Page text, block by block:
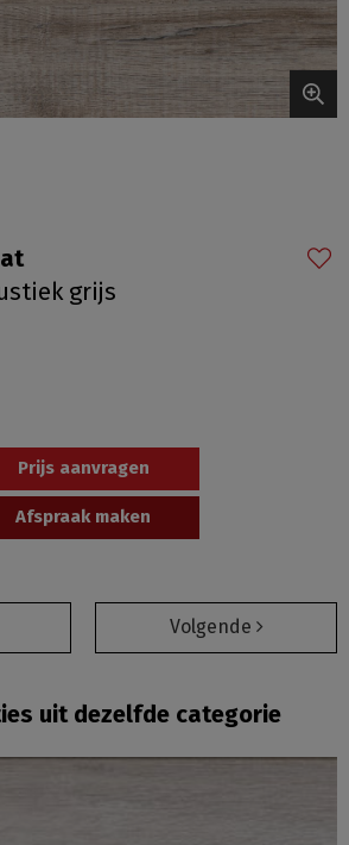
grijs
Prijs aanvragen
Afspraak maken
Volgende
uit dezelfde categorie